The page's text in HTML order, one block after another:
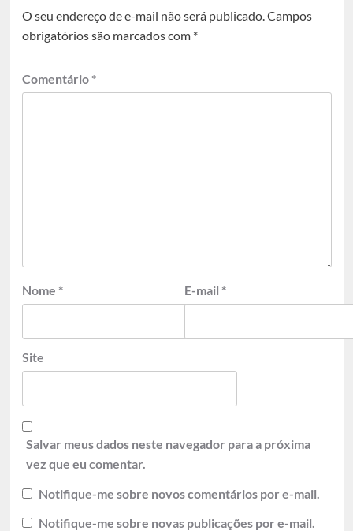
O seu endereço de e-mail não será publicado.Campos
obrigatórios são marcados com *
Comentário *
Nome * E-mail *
Site
Salvar meus dados neste navegador para a próxima
vez que eu comentar.
Notifique-me sobre novos comentários por e-mail.
Notifique-me sobre novas publicações por e-mail.